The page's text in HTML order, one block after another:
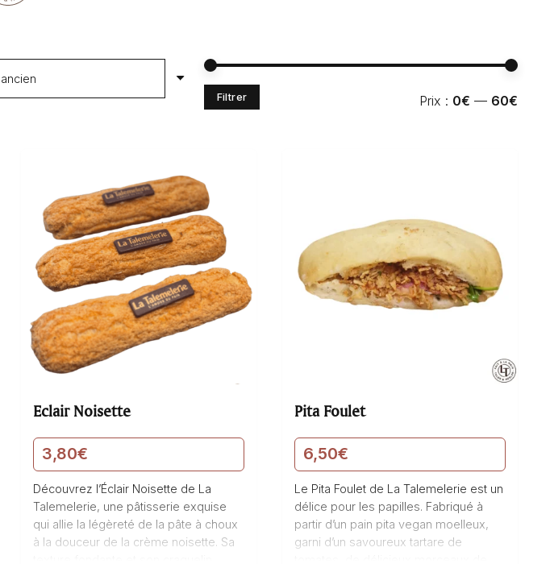
Prix
Prix
Filtrer Prix : 0€ — 60€
Eclair Noisette
3,80€
Découvrez l’Éclair Noisette de La
Talemelerie, une pâtisserie exquise
qui allie la légèreté de la pâte à choux
à la douceur de la crème noisette. Sa
Pita Foulet
6,50€
Le Pita Foulet de La Talemelerie est un
délice pour les papilles. Fabriqué à
partir d’un pain pita vegan moelleux,
garni d’un savoureux tartare de